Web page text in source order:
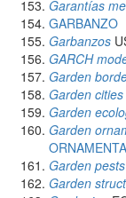
Garantías
GARBANZO
Garbanzos
GARCH
Garden
Garden cities
Garden
Garden
Garden pests
Garden